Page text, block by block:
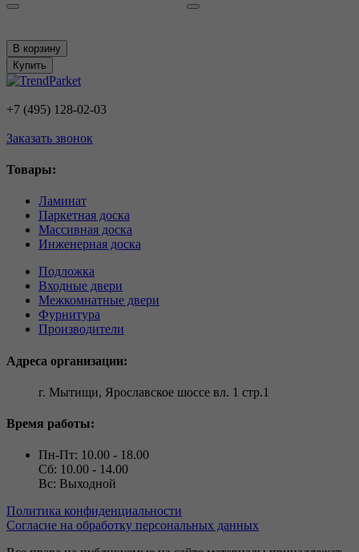
В корзину
Купить
+7 (495) 128-02-03
Заказать звонок
Товары:
Ламинат
Паркетная доска
Массивная доска
Инженерная доска
Подложка
Входные двери
Межкомнатные двери
Фурнитура
Производители
Адреса организации:
г. Мытищи, Ярославское шоссе вл. 1 стр.1
Время работы:
Пн-Пт: 10.00 - 18.00
Сб: 10.00 - 14.00
Вс: Выходной
Политика конфиденциальности
Согласие на обработку персональных данных